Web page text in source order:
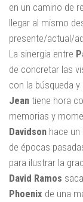
en un camino de
llegar al mismo
presente/actual/
La sinergia entre
de concretar las
con la búsqueda y
Jean tiene hora
memorias y
Davidson hace
de épocas
para ilustrar la
David Ramos
Phoenix de una